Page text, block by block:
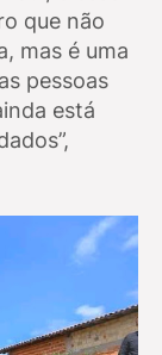
que não
mas é uma
pessoas
está